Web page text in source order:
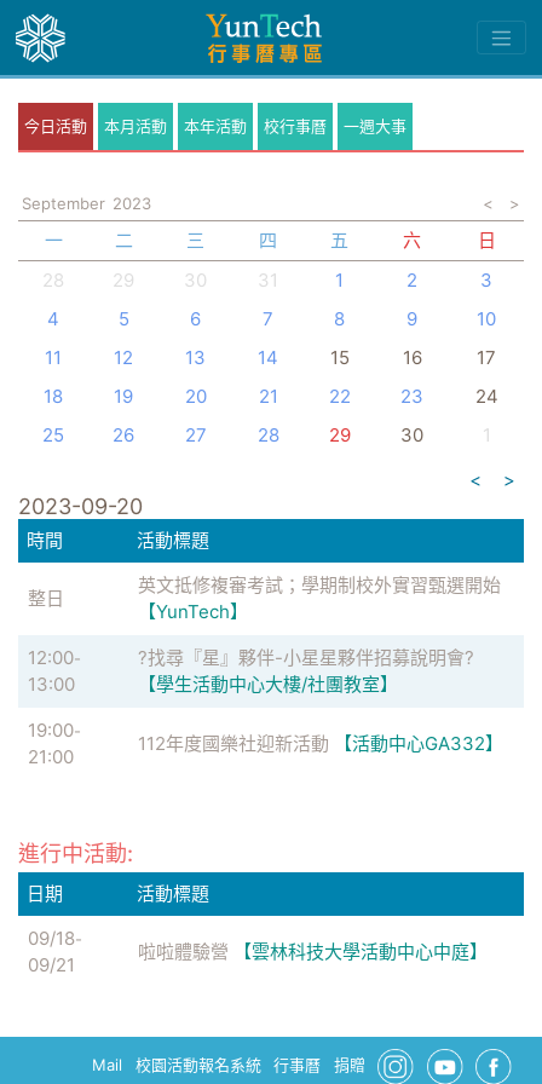
今日活動 本月活動 本年活動 校行事曆 一週大事
September 2023 < >
一 二 三 四 五 六
日
28
29 30 31 1 2
3
4
5 6 7 8 9
10
11
12 13 14 15 16
17
18
19 20 21 22 23
24
25
26 27 28 29 30
1
<
>
2023-09-20
時間 活動標題
整日
英文抵修複審考試；學期制校外實習甄選開始
【YunTech】
12:00-
13:00
?找尋『星』夥伴-小星星夥伴招募說明會?
【學生活動中心大樓/社團教室】
19:00-
21:00
112年度國樂社迎新活動 【活動中心GA332】
進行中活動:
日期
活動標題
09/18-
09/21
啦啦體驗營 【雲林科技大學活動中心中庭】
Mail 校園活動報名系統 行事曆 捐贈